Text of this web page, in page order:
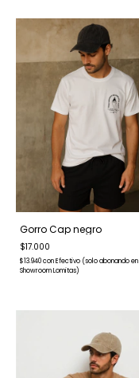
Gorro Cap negro
$17.000
$13.940conEfectivo (solo abonando en
Showroom Lomitas)